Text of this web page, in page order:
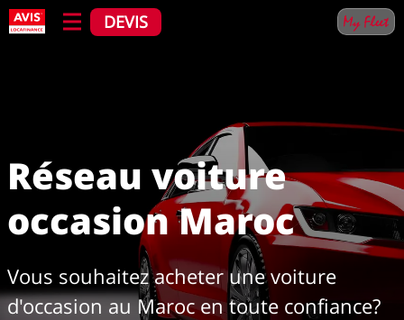
DEVIS
Réseau voiture
occasion Maroc
Vous souhaitez acheter une voiture
d'occasion au Maroc en toute confiance?